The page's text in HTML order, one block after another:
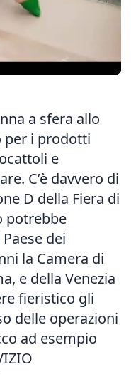
a sfera allo
per i prodotti
e
C’è davvero di
D della Fiera di
potrebbe
dei
la Camera di
e della Venezia
fieristico gli
delle operazioni
ad esempio